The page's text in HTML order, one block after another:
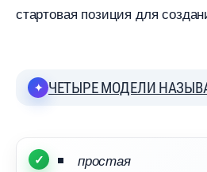
стартовая позиция для
ЧЕТЫРЕ МОДЕЛИ
простая